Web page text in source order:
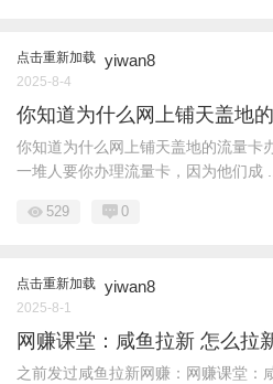
点击重新加载 yiwan8
2025-8-4
你知道为什么网上铺天盖地
你知道为什么网上铺天盖地的流量卡
一堆人要你办理流量卡，因为他们成 ...
529 0
点击重新加载 yiwan8
2025-8-1
网赚课堂：咸鱼拉新 怎么拉
之前发过咸鱼拉新网赚：网赚课堂：